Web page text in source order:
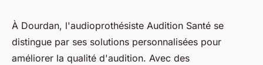
Découvrez les services de
l'audioprothésiste à dourdan
À Dourdan, l'audioprothésiste Audition Santé se
distingue par ses solutions personnalisées pour
améliorer la qualité d'audition. Avec des